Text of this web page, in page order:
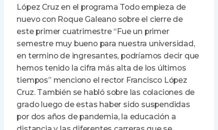
López Cruz en el programa Todo empieza de
nuevo con Roque Galeano sobre el cierre de
este primer cuatrimestre “Fue un primer
semestre muy bueno para nuestra universidad,
en termino de ingresantes, podríamos decir que
hemos tenido la cifra más alta de los últimos
tiempos” menciono el rector Francisco López
Cruz. También se habló sobre las colaciones de
grado luego de estas haber sido suspendidas
por dos años de pandemia, la educación a